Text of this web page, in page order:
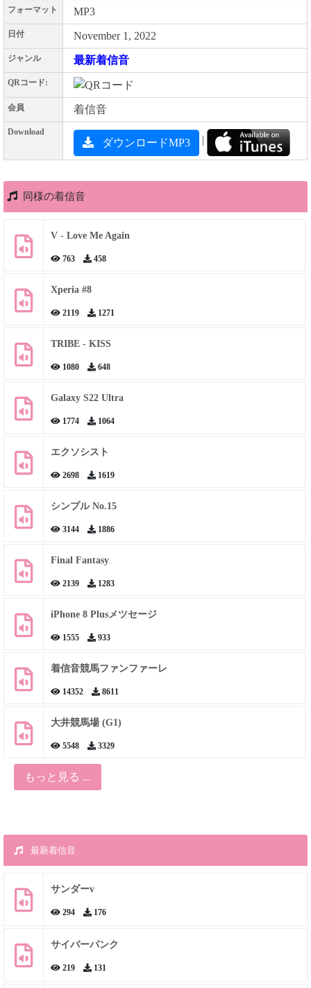
フォーマット MP3
日付 November 1, 2022
ジャンル 最新着信音
QRコード:
会員 着信音
Download
ダウンロードMP3 |
同様の着信音
V - Love Me Again
763 458
Xperia #8
2119 1271
TRIBE - KISS
1080 648
Galaxy S22 Ultra
1774 1064
エクソシスト
2698 1619
シンプル No.15
3144 1886
Final Fantasy
2139 1283
iPhone 8 Plusメツセージ
1555 933
着信音競馬ファンファーレ
14352 8611
大井競馬場 (G1)
5548 3329
もっと見る ...
最新着信音
サンダーv
294 176
サイバーパンク
219 131